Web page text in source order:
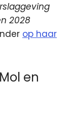
2028
op haar
en